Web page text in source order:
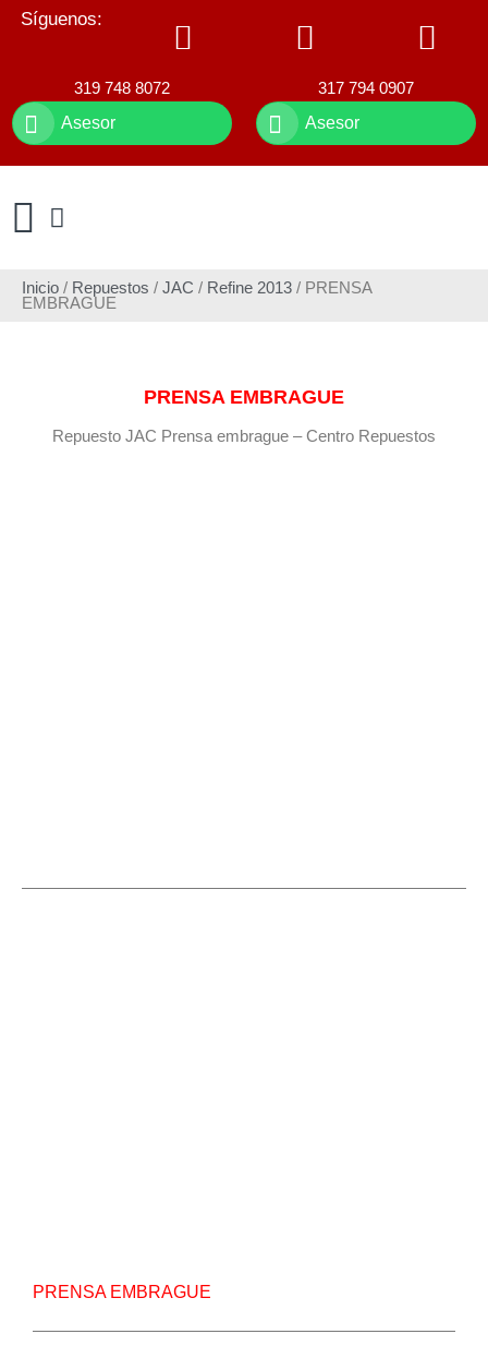
Síguenos:
319 748 8072
Asesor
317 794 0907
Asesor
Inicio / Repuestos / JAC / Refine 2013 / PRENSA
EMBRAGUE
PRENSA EMBRAGUE
Repuesto JAC Prensa embrague – Centro Repuestos
PRENSA EMBRAGUE